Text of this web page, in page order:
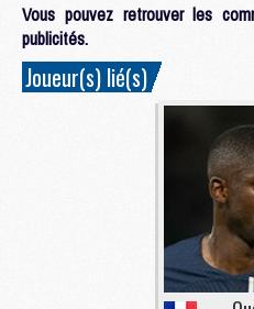
Vous pouvez retrouver les
publicités.
Joueur(s) lié(s)